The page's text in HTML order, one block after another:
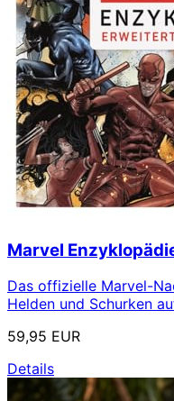
Marvel
Das offizielle Marvel-
Helden und Schurken
59,95 EUR
Details